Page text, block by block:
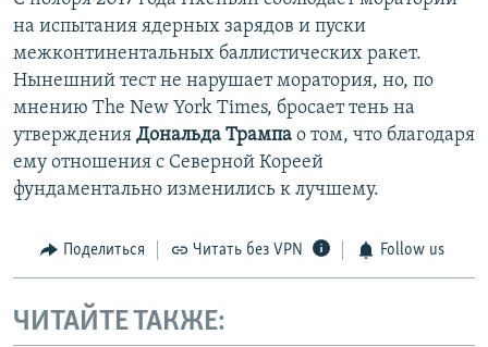
на испытания ядерных зарядов и пуски
межконтинентальных баллистических ракет.
Нынешний тест не нарушает моратория, но, по
мнению The New York Times, бросает тень на
утверждения Дональда Трампа о том, что благодаря
ему отношения с Северной Кореей
фундаментально изменились к лучшему.
Поделиться Читать без VPN Follow us
ЧИТАЙТЕ ТАКЖЕ: